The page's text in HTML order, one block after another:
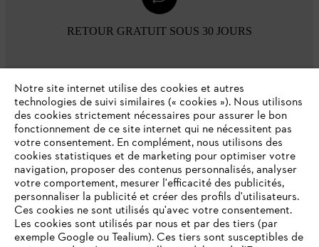
RETOUR GRATUIT SOUS 30 JOURS
L'Entreprise
Notre site internet utilise des cookies et autres
technologies de suivi similaires (« cookies »). Nous utilisons
des cookies strictement nécessaires pour assurer le bon
fonctionnement de ce site internet qui ne nécessitent pas
votre consentement. En complément, nous utilisons des
cookies statistiques et de marketing pour optimiser votre
navigation, proposer des contenus personnalisés, analyser
votre comportement, mesurer l'efficacité des publicités,
personnaliser la publicité et créer des profils d'utilisateurs.
Ces cookies ne sont utilisés qu'avec votre consentement.
Les cookies sont utilisés par nous et par des tiers (par
exemple Google ou Tealium). Ces tiers sont susceptibles de